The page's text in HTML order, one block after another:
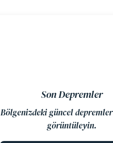
Son Depremler
Bölgenizdeki güncel
görüntüleyin.